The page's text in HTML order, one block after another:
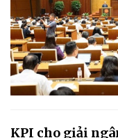
KPI cho giải